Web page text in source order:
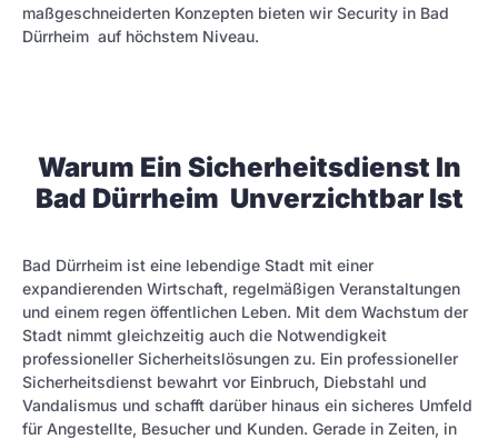
maßgeschneiderten Konzepten bieten wir Security in Bad
Dürrheim auf höchstem Niveau.
Warum Ein Sicherheitsdienst In
Bad Dürrheim Unverzichtbar Ist
Bad Dürrheim ist eine lebendige Stadt mit einer
expandierenden Wirtschaft, regelmäßigen Veranstaltungen
und einem regen öffentlichen Leben. Mit dem Wachstum der
Stadt nimmt gleichzeitig auch die Notwendigkeit
professioneller Sicherheitslösungen zu. Ein professioneller
Sicherheitsdienst bewahrt vor Einbruch, Diebstahl und
Vandalismus und schafft darüber hinaus ein sicheres Umfeld
für Angestellte, Besucher und Kunden. Gerade in Zeiten, in